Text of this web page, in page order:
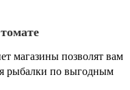
магазины позволят вам
рыбалки по выгодным